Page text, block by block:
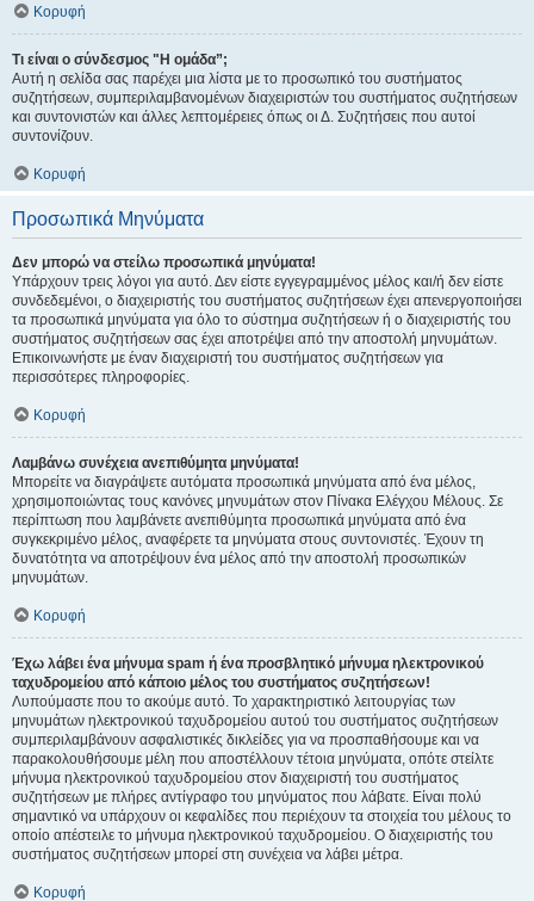
Κορυφή
Τι είναι ο σύνδεσμος "Η ομάδα”;
Αυτή η σελίδα σας παρέχει μια λίστα με το προσωπικό του συστήματος
συζητήσεων, συμπεριλαμβανομένων διαχειριστών του συστήματος συζητήσεων
και συντονιστών και άλλες λεπτομέρειες όπως οι Δ. Συζητήσεις που αυτοί
συντονίζουν.
Κορυφή
Προσωπικά Μηνύματα
Δεν μπορώ να στείλω προσωπικά μηνύματα!
Υπάρχουν τρεις λόγοι για αυτό. Δεν είστε εγγεγραμμένος μέλος και/ή δεν είστε
συνδεδεμένοι, ο διαχειριστής του συστήματος συζητήσεων έχει απενεργοποιήσει
τα προσωπικά μηνύματα για όλο το σύστημα συζητήσεων ή ο διαχειριστής του
συστήματος συζητήσεων σας έχει αποτρέψει από την αποστολή μηνυμάτων.
Επικοινωνήστε με έναν διαχειριστή του συστήματος συζητήσεων για
περισσότερες πληροφορίες.
Κορυφή
Λαμβάνω συνέχεια ανεπιθύμητα μηνύματα!
Μπορείτε να διαγράψετε αυτόματα προσωπικά μηνύματα από ένα μέλος,
χρησιμοποιώντας τους κανόνες μηνυμάτων στον Πίνακα Ελέγχου Μέλους. Σε
περίπτωση που λαμβάνετε ανεπιθύμητα προσωπικά μηνύματα από ένα
συγκεκριμένο μέλος, αναφέρετε τα μηνύματα στους συντονιστές. Έχουν τη
δυνατότητα να αποτρέψουν ένα μέλος από την αποστολή προσωπικών
μηνυμάτων.
Κορυφή
Έχω λάβει ένα μήνυμα spam ή ένα προσβλητικό μήνυμα ηλεκτρονικού
ταχυδρομείου από κάποιο μέλος του συστήματος συζητήσεων!
Λυπούμαστε που το ακούμε αυτό. Το χαρακτηριστικό λειτουργίας των
μηνυμάτων ηλεκτρονικού ταχυδρομείου αυτού του συστήματος συζητήσεων
συμπεριλαμβάνουν ασφαλιστικές δικλείδες για να προσπαθήσουμε και να
παρακολουθήσουμε μέλη που αποστέλλουν τέτοια μηνύματα, οπότε στείλτε
μήνυμα ηλεκτρονικού ταχυδρομείου στον διαχειριστή του συστήματος
συζητήσεων με πλήρες αντίγραφο του μηνύματος που λάβατε. Είναι πολύ
σημαντικό να υπάρχουν οι κεφαλίδες που περιέχουν τα στοιχεία του μέλους το
οποίο απέστειλε το μήνυμα ηλεκτρονικού ταχυδρομείου. Ο διαχειριστής του
συστήματος συζητήσεων μπορεί στη συνέχεια να λάβει μέτρα.
Κορυφή